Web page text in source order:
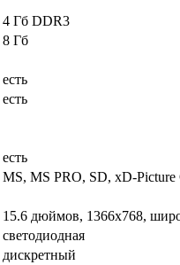
4 Гб DDR3
8 Гб
есть
есть
есть
MS, MS PRO, SD, xD-Picture
15.6 дюймов, 1366x768,
светодиодная
дискретный